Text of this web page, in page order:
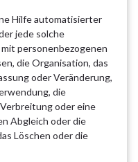
Hilfe automatisierter
jede solche
personenbezogenen
die Organisation, das
oder Veränderung,
die
oder eine
Abgleich oder die
Löschen oder die